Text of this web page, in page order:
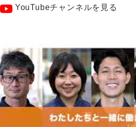
YouTubeチャンネルを見る